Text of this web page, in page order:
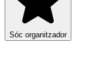
Sóc organitzador